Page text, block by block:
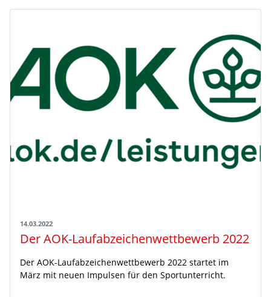
14.03.2022
Der AOK-Laufabzeichenwettbewerb 2022
Der AOK-Laufabzeichenwettbewerb 2022 startet im
März mit neuen Impulsen für den Sportunterricht.